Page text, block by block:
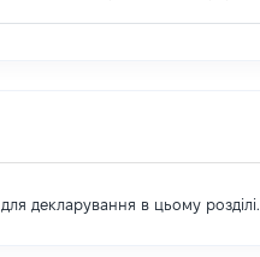
декларування в цьому розділі.